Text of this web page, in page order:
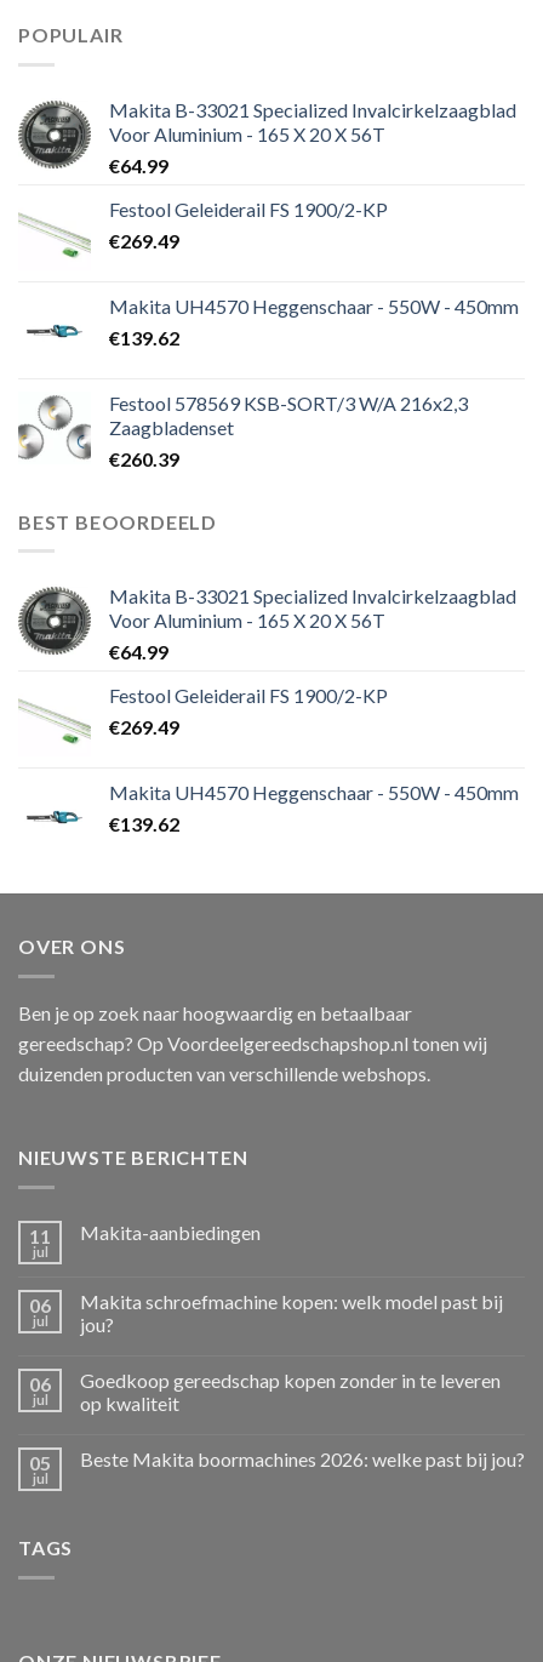
POPULAIR
Makita B-33021 Specialized Invalcirkelzaagblad
Voor Aluminium - 165 X 20 X 56T
€64.99
Festool Geleiderail FS 1900/2-KP
€269.49
Makita UH4570 Heggenschaar - 550W - 450mm
€139.62
Festool 578569 KSB-SORT/3 W/A 216x2,3
Zaagbladenset
€260.39
BEST BEOORDEELD
Makita B-33021 Specialized Invalcirkelzaagblad
Voor Aluminium - 165 X 20 X 56T
€64.99
Festool Geleiderail FS 1900/2-KP
€269.49
Makita UH4570 Heggenschaar - 550W - 450mm
€139.62
OVER ONS
Ben je op zoek naar hoogwaardig en betaalbaar
gereedschap? Op Voordeelgereedschapshop.nl tonen wij
duizenden producten van verschillende webshops.
NIEUWSTE BERICHTEN
11
jul
Makita-aanbiedingen
06
jul
Makita schroefmachine kopen: welk model past bij
jou?
06
jul
Goedkoop gereedschap kopen zonder in te leveren
op kwaliteit
05
jul
Beste Makita boormachines 2026: welke past bij jou?
TAGS